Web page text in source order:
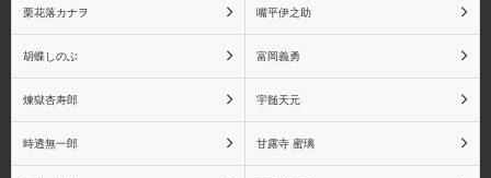
シルバーズ・レイリー
栗花落カナヲ 嘴平伊之助
胡蝶しのぶ 富岡義勇
煉獄杏寿郎 宇髄天元
時透無一郎 甘露寺 蜜璃